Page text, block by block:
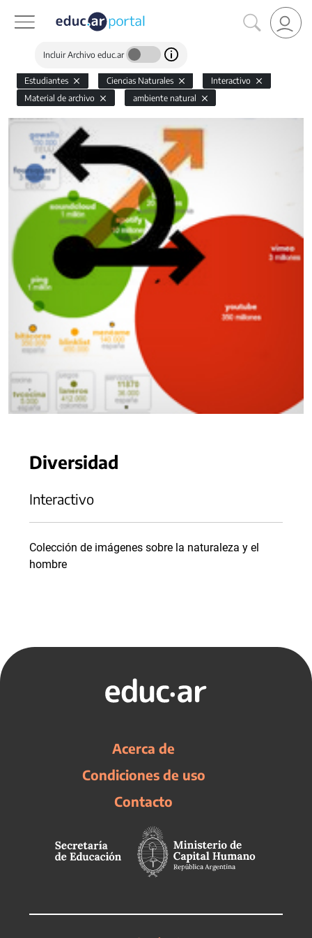
Incluir Archivo educ.ar
Estudiantes Ciencias Naturales
Interactivo
Material de archivo
ambiente natural
Diversidad
Interactivo
Colección de imágenes sobre la naturaleza y el
hombre
Acerca de
Condiciones de uso
Contacto